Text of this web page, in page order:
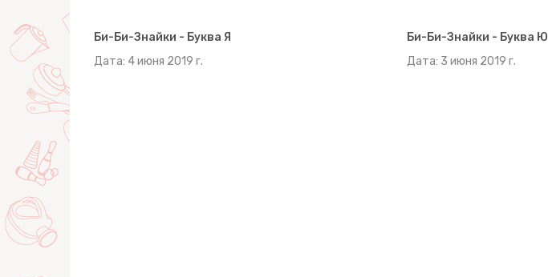
Би-Би-Знайки - Буква Я
Дата: 4 июня 2019 г.
Би-Би-Знайки - Буква Ю
Дата: 3 июня 2019 г.